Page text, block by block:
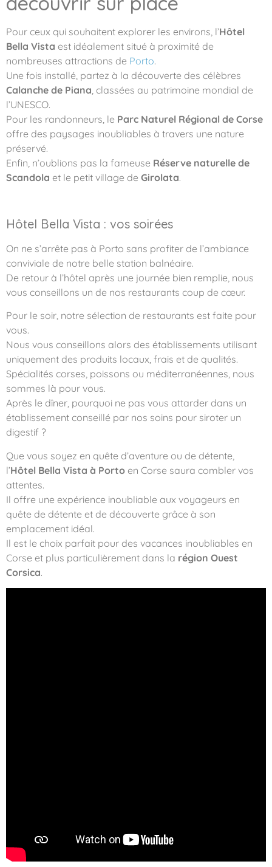
Pour ceux qui souhaitent explorer les environs, l’Hôtel
Bella Vista est idéalement situé à proximité de
nombreuses attractions de Porto.
Une fois installé, partez à la découverte des célèbres
Calanche de Piana, classées au patrimoine mondial de
l’UNESCO.
Pour les randonneurs, le Parc Naturel Régional de Corse
offre des paysages inoubliables à travers une nature
préservé.
Enfin, n’oublions pas la fameuse Réserve naturelle de
Scandola et le petit village de Girolata.
Hôtel Bella Vista : vos soirées
On ne s’arrête pas à Porto sans profiter de l’ambiance
conviviale de notre belle station balnéaire.
De retour à l’hôtel après une journée bien remplie, nous
vous conseillons un de nos restaurants coup de cœur.
Pour le soir, notre sélection de restaurants est faite pour
vous.
Nous vous conseillons alors des établissements utilisant
uniquement des produits locaux, frais et de qualités.
Spécialités corses, poissons ou méditerranéennes, nous
sommes là pour vous.
Après le dîner, pourquoi ne pas vous attarder dans un
établissement conseillé par nos soins pour siroter un
digestif ?
Que vous soyez en quête d’aventure ou de détente,
l’Hôtel Bella Vista à Porto en Corse saura combler vos
attentes.
Il offre une expérience inoubliable aux voyageurs en
quête de détente et de découverte grâce à son
emplacement idéal.
Il est le choix parfait pour des vacances inoubliables en
Corse et plus particulièrement dans la région Ouest
Corsica.